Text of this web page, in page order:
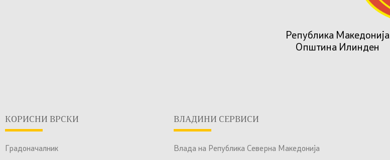
Република Македонија
Општина Илинден
КОРИСНИ ВРСКИ
Градоначалник
ВЛАДИНИ СЕРВИСИ
Влада на Република Северна Македонија